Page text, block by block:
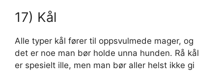
17) Kål
Alle typer kål fører til oppsvulmede mager, og
det er noe man bør holde unna hunden. Rå kål
er spesielt ille, men man bør aller helst ikke gi